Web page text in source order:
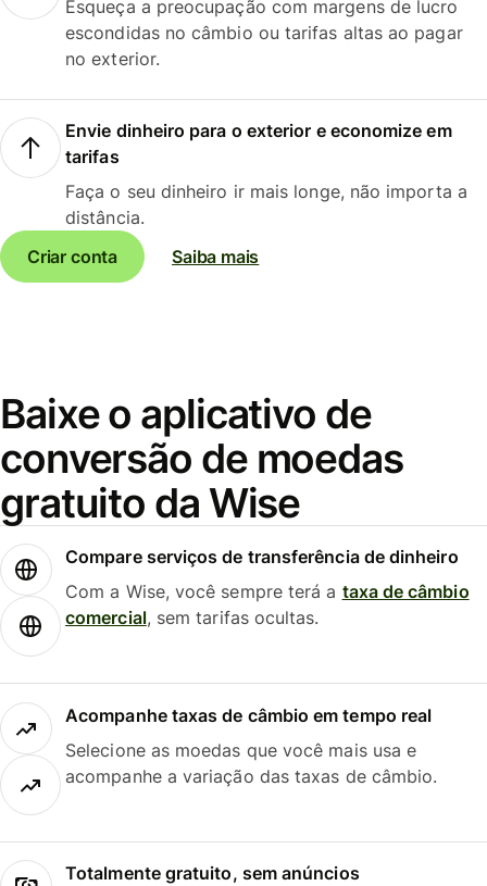
Esqueça a preocupação com margens de lucro
escondidas no câmbio ou tarifas altas ao pagar
no exterior.
Envie dinheiro para o exterior e economize em
tarifas
Faça o seu dinheiro ir mais longe, não importa a
distância.
Criar conta
Saiba mais
Baixe o aplicativo de
conversão de moedas
gratuito da Wise
Compare serviços de transferência de dinheiro
Com a Wise, você sempre terá a taxa de câmbio
comercial, sem tarifas ocultas.
Acompanhe taxas de câmbio em tempo real
Selecione as moedas que você mais usa e
acompanhe a variação das taxas de câmbio.
Totalmente gratuito, sem anúncios